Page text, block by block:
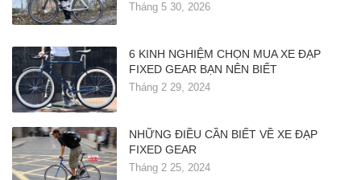
Tháng 5 30, 2026
6 KINH NGHIỆM CHỌN MUA XE ĐẠP
FIXED GEAR BẠN NÊN BIẾT
Tháng 2 29, 2024
NHỮNG ĐIỀU CẦN BIẾT VỀ XE ĐẠP
FIXED GEAR
Tháng 2 25, 2024